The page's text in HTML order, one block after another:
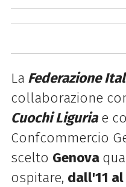
La Federazione
collaborazione
Cuochi Liguria e
Confcommercio
scelto Genova
ospitare, dall'11